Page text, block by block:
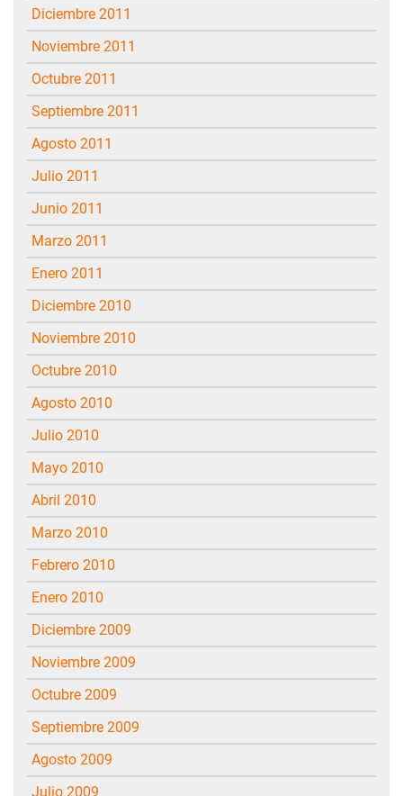
diciembre 2011
noviembre 2011
octubre 2011
septiembre 2011
agosto 2011
julio 2011
junio 2011
marzo 2011
enero 2011
diciembre 2010
noviembre 2010
octubre 2010
agosto 2010
julio 2010
mayo 2010
abril 2010
marzo 2010
febrero 2010
enero 2010
diciembre 2009
noviembre 2009
octubre 2009
septiembre 2009
agosto 2009
julio 2009